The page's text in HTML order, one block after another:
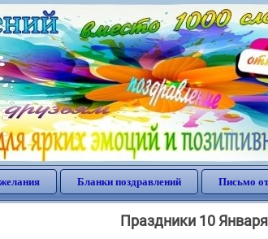
Бланки поздравлений Письмо
Праздники 10 Января